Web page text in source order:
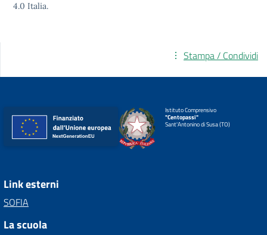
4.0 Italia.
Stampa / Condividi
Istituto Comprensivo
"Centopassi"
Sant'Antonino di Susa (TO)
Link esterni
SOFIA
La scuola